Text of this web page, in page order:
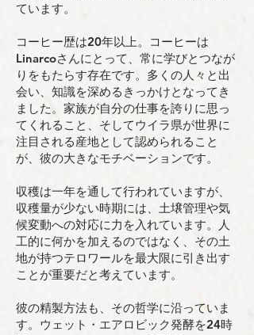
ています。
コーヒー歴は20年以上。コーヒーは
Linarcoさんにとって、常に学びとつなが
りをもたらす存在です。多くの人々と出
会い、知識を深めるきっかけとなってき
ました。家族が自分の仕事を誇りに思っ
てくれること、そしてウイラ県が世界に
注目される産地として認められること
が、彼の大きなモチベーションです。
収穫は一年を通して行われていますが、
収穫量が少ない時期には、土壌管理や気
候変動への対応に力を入れています。人
工的に何かを加えるのではなく、その土
地が持つテロワールを最大限に引き出す
ことが重要だと考えています。
彼の精製方法も、その哲学に沿っていま
す。ウェット・エアロビック発酵を24時